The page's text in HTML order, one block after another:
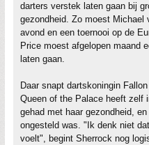
darters verstek laten gaan bij
gezondheid. Zo moest Michael
avond en een toernooi op de
Price moest afgelopen maand
laten gaan.
Daar snapt dartskoningin
Queen of the Palace heeft zelf
gehad met haar gezondheid,
ongesteld was. "Ik denk niet
voelt", begint Sherrock nog